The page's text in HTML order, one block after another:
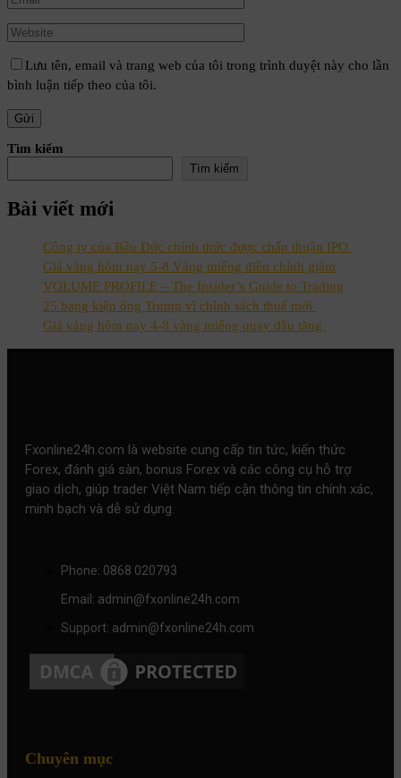
Lưu tên, email và trang web của tôi trong trình duyệt này cho lần
bình luận tiếp theo của tôi.
Tìm kiếm
Tìm kiếm
Bài viết mới
Công ty của Bầu Đức chính thức được chấp thuận IPO
Giá vàng hôm nay 5-8 Vàng miếng điều chỉnh giảm
VOLUME PROFILE – The Insider’s Guide to Trading
25 bang kiện ông Trump vì chính sách thuế mới
Giá vàng hôm nay 4-8 vàng miếng quay đầu tăng
Fxonline24h.com là website cung cấp tin tức, kiến thức
Forex, đánh giá sàn, bonus Forex và các công cụ hỗ trợ
giao dịch, giúp trader Việt Nam tiếp cận thông tin chính xác,
minh bạch và dễ sử dụng.
Phone: 0868 020793
Email: admin@fxonline24h.com
Support: admin@fxonline24h.com
Chuyên mục